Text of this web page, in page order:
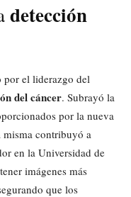
detección
por el liderazgo del
del cáncer. Subrayó la
por la nueva
misma contribuyó a
en la Universidad de
imágenes más
que los